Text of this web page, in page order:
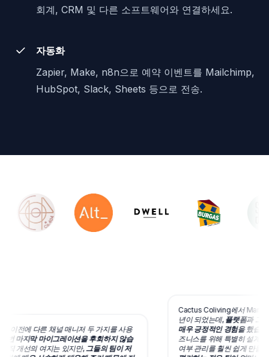
회계, CRM 및 다른 소프트웨어와 연결하세요.
자동화
Zapier, Make, n8n으로 예약 이벤트를 Mailchimp,
HubSpot, Slack, Sheets 등으로 전송.
전에 다른 채널 매니저 두 가지를 사용
번 마지막 마이그레이션을 후회하지 않습
직 개선의 여지는 있지만,그들의 팀이 저
Cactus Coliving에서
년이 되었는데,플랫폼과 그 뒤
매우 긍정적인 경험을 했습니
즈니스를 위해 특별히 설계되
여부 관리를 훨씬 쉽게 만들어